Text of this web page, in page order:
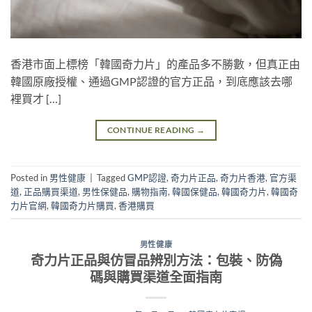
香港市面上標榜「韓國奇力片」的產品多不勝數，但真正由
韓國原廠授權、通過GMP認證的官方正品，到底應該去哪
裡買才 […]
CONTINUE READING →
Posted in 男性健康 TaggedGMP認證,奇力片正品,奇力片香港, 官方渠
道, 正品購買渠道, 男性保健品, 購物指南,韓國保健品,韓國奇力片,韓國奇
力片官網,韓國奇力片購買,香港購買
男性健康
奇力片正品與仿冒品辨別方法：包裝、防偽
碼與購買渠道全面指南